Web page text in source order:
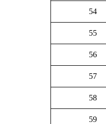
54
55
56
57
58
59